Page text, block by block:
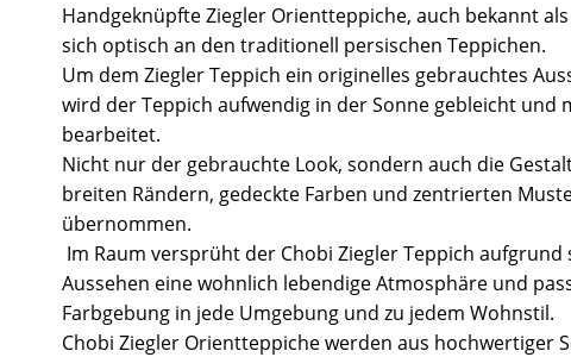
Handgeknüpfte Ziegler Orientteppiche, auch bekannt
sich optisch an den traditionell persischen Teppichen.
Um dem Ziegler Teppich ein originelles gebrauchtes
wird der Teppich aufwendig in der Sonne gebleicht und
bearbeitet.
Nicht nur der gebrauchte Look, sondern auch die
breiten Rändern, gedeckte Farben und zentrierten
übernommen.
Im Raum versprüht der Chobi Ziegler Teppich aufgrund
Aussehen eine wohnlich lebendige Atmosphäre und
Farbgebung in jede Umgebung und zu jedem Wohnstil.
Chobi Ziegler Orientteppiche werden aus hochwertiger